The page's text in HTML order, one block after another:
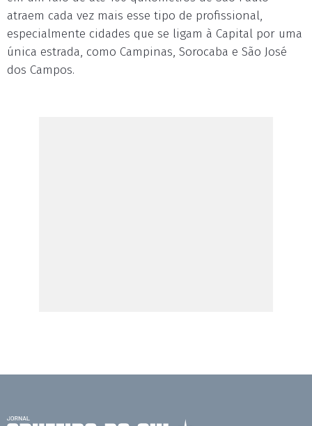
atraem cada vez mais esse tipo de profissional,
especialmente cidades que se ligam à Capital por uma
única estrada, como Campinas, Sorocaba e São José
dos Campos.